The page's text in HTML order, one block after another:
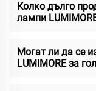
Колко дълго
лампи
Могат ли да се
LUMIMORE за